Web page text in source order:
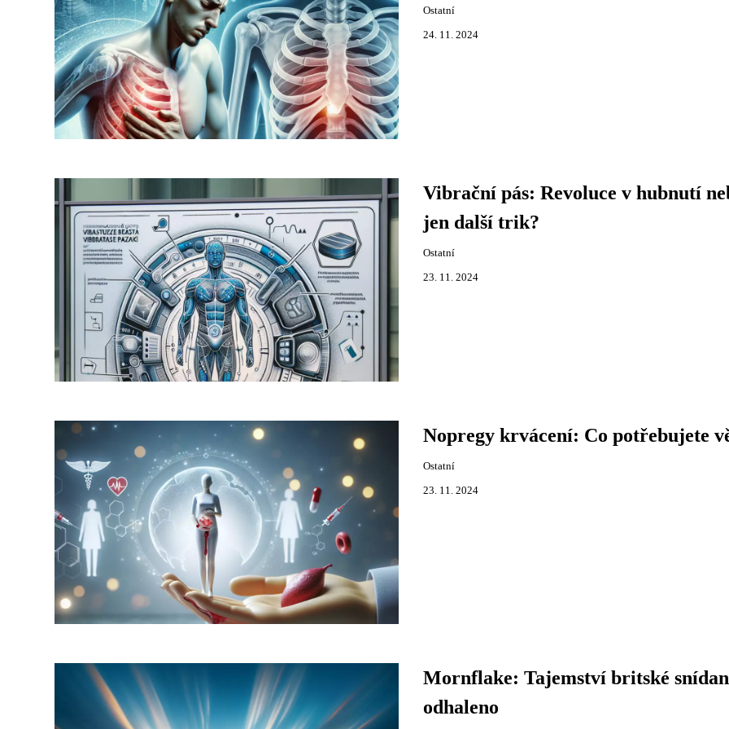
Ostatní
24. 11. 2024
Vibrační pás: Revoluce v hubnutí
jen další trik?
Ostatní
23. 11. 2024
Nopregy krvácení: Co potřebujete
Ostatní
23. 11. 2024
Mornflake: Tajemství britské
odhaleno